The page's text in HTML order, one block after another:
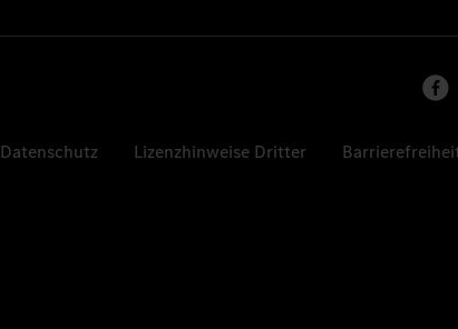
Datenschutz Lizenzhinweise Dritter